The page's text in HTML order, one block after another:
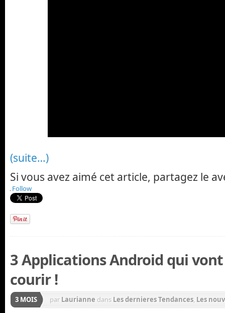
(suite…)
Si vous avez aimé cet article, partagez le
Follow
3 Applications Android qui
courir !
3 MOIS par Laurianne dans Les dernieres Tendances, Les